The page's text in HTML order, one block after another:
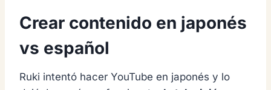
Crear contenido en japonés
vs español
Ruki intentó hacer YouTube en japonés y lo